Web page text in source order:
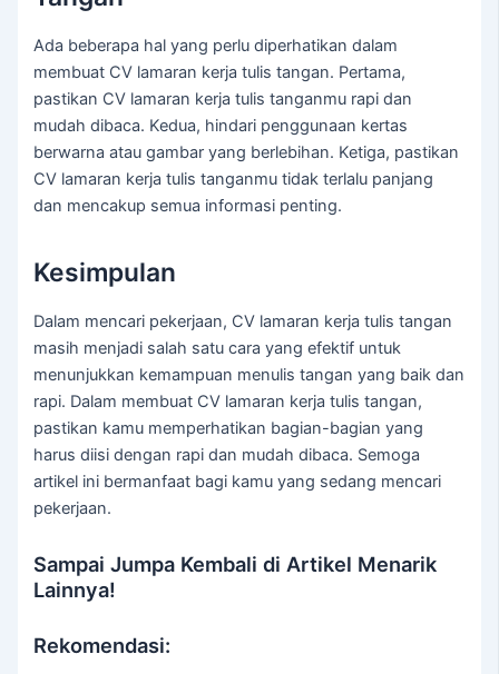
Ada beberapa hal yang perlu diperhatikan dalam
membuat CV lamaran kerja tulis tangan. Pertama,
pastikan CV lamaran kerja tulis tanganmu rapi dan
mudah dibaca. Kedua, hindari penggunaan kertas
berwarna atau gambar yang berlebihan. Ketiga, pastikan
CV lamaran kerja tulis tanganmu tidak terlalu panjang
dan mencakup semua informasi penting.
Kesimpulan
Dalam mencari pekerjaan, CV lamaran kerja tulis tangan
masih menjadi salah satu cara yang efektif untuk
menunjukkan kemampuan menulis tangan yang baik dan
rapi. Dalam membuat CV lamaran kerja tulis tangan,
pastikan kamu memperhatikan bagian-bagian yang
harus diisi dengan rapi dan mudah dibaca. Semoga
artikel ini bermanfaat bagi kamu yang sedang mencari
pekerjaan.
Sampai Jumpa Kembali di Artikel Menarik
Lainnya!
Rekomendasi: